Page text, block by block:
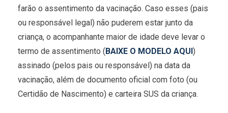
farão o assentimento da vacinação. Caso esses (pais
ou responsável legal) não puderem estar junto da
criança, o acompanhante maior de idade deve levar o
termo de assentimento ( BAIXE O MODELO AQUI )
assinado (pelos pais ou responsável) na data da
vacinação, além de documento oficial com foto (ou
Certidão de Nascimento) e carteira SUS da criança.